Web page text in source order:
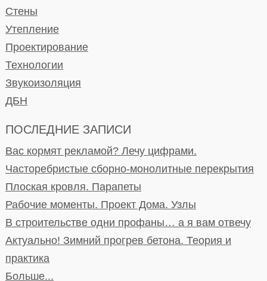
Стены
Утепление
Проектирование
Технологии
Звукоизоляция
ДБН
ПОСЛЕДНИЕ ЗАПИСИ
Вас кормят рекламой? Лечу цифрами.
Часторебристые сборно-монолитные перекрытия
Плоская кровля. Парапеты
Рабочие моменты. Проект Дома. Узлы
В строительстве одни профаны… а я вам отвечу
Актуально! Зимний прогрев бетона. Теория и
практика
Больше...